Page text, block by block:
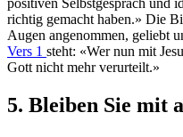
positiven Selbstgespräch und
richtig gemacht haben.» Die
Augen angenommen, geliebt
Vers 1 steht: «Wer nun mit
Gott nicht mehr verurteilt.»
5. Bleiben Sie mit